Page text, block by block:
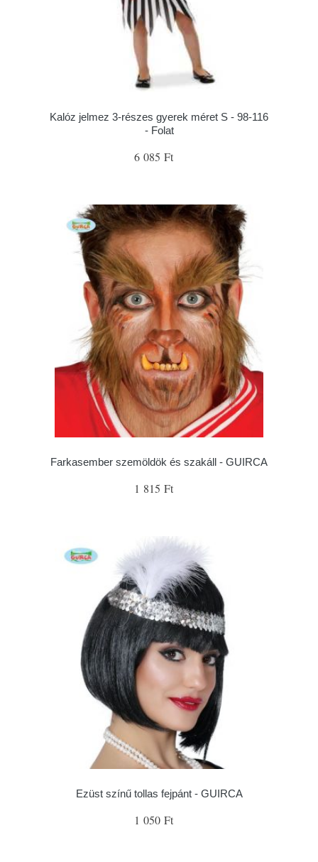
Kalóz jelmez 3-részes gyerek méret S - 98-116
- Folat
6 085 Ft
Farkasember szemöldök és szakáll - GUIRCA
1 815 Ft
Ezüst színű tollas fejpánt - GUIRCA
1 050 Ft